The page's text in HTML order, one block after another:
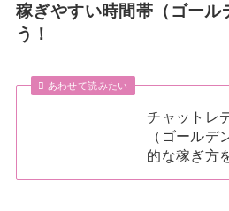
稼ぎやすい時間帯（ゴール
う！
あわせて読みたい
チャットレ
（ゴールデ
的な稼ぎ方